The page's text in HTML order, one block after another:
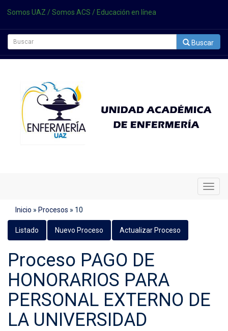
Somos UAZ / Somos ACS / Educación en línea
Buscar
Inicio » Procesos » 10
Listado Nuevo Proceso Actualizar Proceso
Proceso PAGO DE
HONORARIOS PARA
PERSONAL EXTERNO DE
LA UNIVERSIDAD